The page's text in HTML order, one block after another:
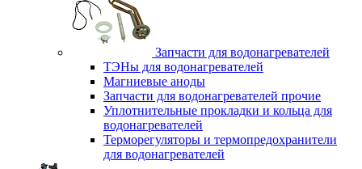
Запчасти для водонагревателей
ТЭНы для водонагревателей
Магниевые аноды
Запчасти для водонагревателей прочие
Уплотнительные прокладки и кольца для
водонагревателей
Терморегуляторы и термопредохранители
для водонагревателей